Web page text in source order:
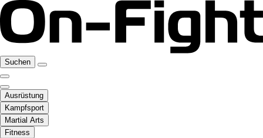
Suchen
Ausrüstung
Kampfsport
Martial Arts
Fitness